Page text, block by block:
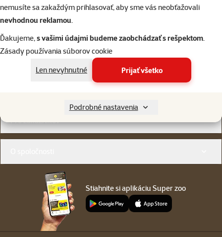
nemusíte sa zakaždým prihlasovať, aby sme vás neobťažovali
nevhodnou reklamou.
Ďakujeme,s vašimi údajmi budeme zaobchádzať s rešpektom.
Zásady používania súborov cookie
Len nevyhnutné
Prijať všetko
Podrobné nastavenia
Napíšte nám
eshop@superzoo.sk
02/20570200
82 predajní
Pre zákazníkov
Stiahnite si aplikáciu Super zoo